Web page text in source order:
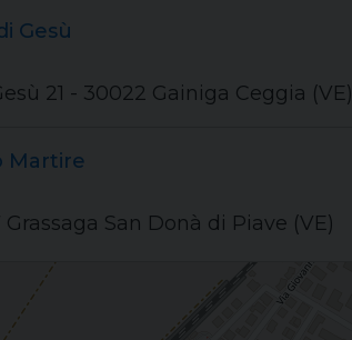
Gesù
21 - 30022 Gainiga Ceggia (VE)
Martire
San Donà di Piave (VE)